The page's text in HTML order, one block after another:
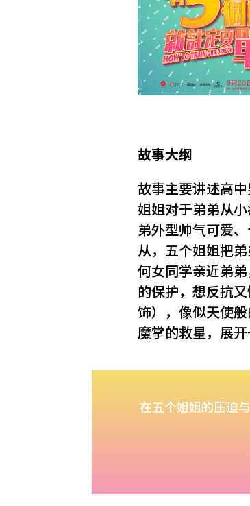
故事大纲
故事主要讲述高
姐姐对于弟弟从
弟外型帅气可爱
从，五个姐姐把
何女同学亲近弟
的保护，想反抗
饰），像似天使
魔掌的救星，展
在五个姐姐的压迫